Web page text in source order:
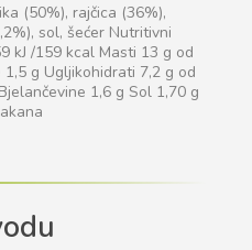
(50%), rajčica (36%),
sol, šećer Nutritivni
kJ /159 kcal Masti 13 g od
g Ugljikohidrati 7,2 g od
1,6 g Sol 1,70 g